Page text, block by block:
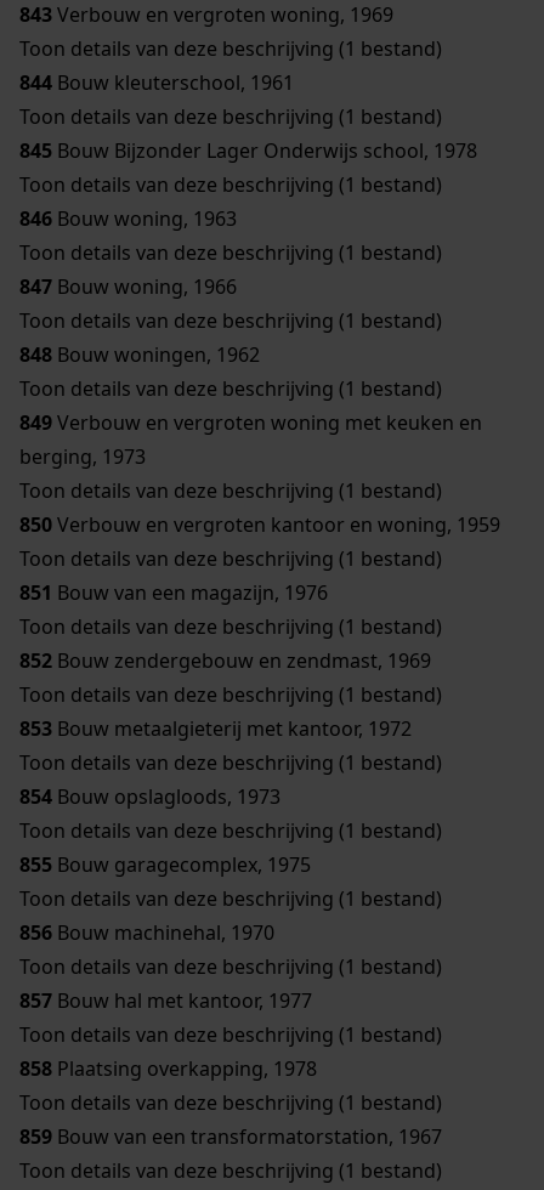
843Verbouw en vergroten woning, 1969
Toon details van deze beschrijving (1 bestand)
844 Bouw kleuterschool, 1961
Toon details van deze beschrijving (1 bestand)
845 Bouw Bijzonder Lager Onderwijs school, 1978
Toon details van deze beschrijving (1 bestand)
846 Bouw woning, 1963
Toon details van deze beschrijving (1 bestand)
847 Bouw woning, 1966
Toon details van deze beschrijving (1 bestand)
848 Bouw woningen, 1962
Toon details van deze beschrijving (1 bestand)
849Verbouw en vergroten woning met keuken en
berging, 1973
Toon details van deze beschrijving (1 bestand)
850Verbouw en vergroten kantoor en woning, 1959
Toon details van deze beschrijving (1 bestand)
851 Bouw van een magazijn, 1976
Toon details van deze beschrijving (1 bestand)
852 Bouw zendergebouw en zendmast, 1969
Toon details van deze beschrijving (1 bestand)
853 Bouw metaalgieterij met kantoor, 1972
Toon details van deze beschrijving (1 bestand)
854 Bouw opslagloods, 1973
Toon details van deze beschrijving (1 bestand)
855 Bouw garagecomplex, 1975
Toon details van deze beschrijving (1 bestand)
856 Bouw machinehal, 1970
Toon details van deze beschrijving (1 bestand)
857 Bouw hal met kantoor, 1977
Toon details van deze beschrijving (1 bestand)
858 Plaatsing overkapping, 1978
Toon details van deze beschrijving (1 bestand)
859 Bouw van een transformatorstation, 1967
Toon details van deze beschrijving (1 bestand)